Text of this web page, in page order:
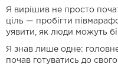
Я вирішив не просто
ціль — пробігти
уявити, як люди можуть
Я знав лише одне:
почав готуватись до